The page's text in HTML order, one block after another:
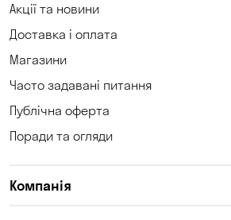
Акції та новини
Доставка і оплата
Магазини
Часто задавані питання
Публічна оферта
Поради та огляди
Компанія